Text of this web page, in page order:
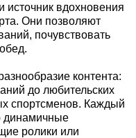
источник вдохновения
Они позволяют
почувствовать
контента:
до любительских
спортсменов. Каждый
динамичные
ролики или